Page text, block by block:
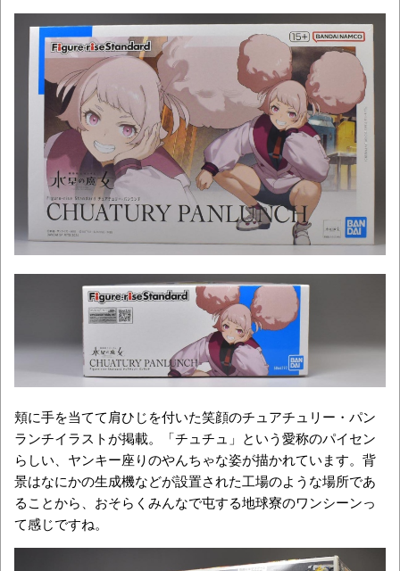
頬に手を当てて肩ひじを付いた笑顔のチュアチュリー・パン
ランチイラストが掲載。「チュチュ」という愛称のパイセン
らしい、ヤンキー座りのやんちゃな姿が描かれています。背
景はなにかの生成機などが設置された工場のような場所であ
ることから、おそらくみんなで屯する地球寮のワンシーンっ
て感じですね。